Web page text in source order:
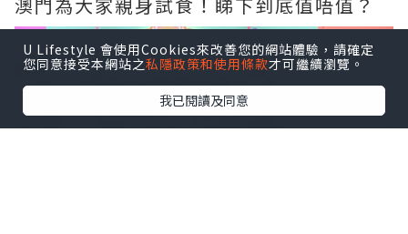
U Lifestyle 會使用Cookies來改善您的網站體驗，請確定
您同意接受本網站之私隱政策和使用條款才可繼續瀏覽。
我已閱讀及同意